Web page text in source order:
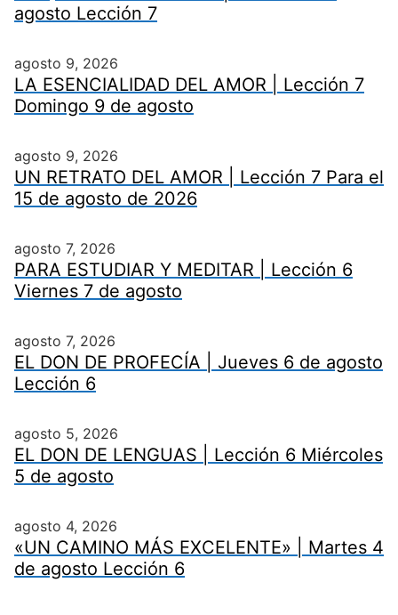
agosto Lección 7
agosto 9, 2026
LA ESENCIALIDAD DEL AMOR | Lección 7
Domingo 9 de agosto
agosto 9, 2026
UN RETRATO DEL AMOR | Lección 7 Para el
15 de agosto de 2026
agosto 7, 2026
PARA ESTUDIAR Y MEDITAR | Lección 6
Viernes 7 de agosto
agosto 7, 2026
EL DON DE PROFECÍA | Jueves 6 de agosto
Lección 6
agosto 5, 2026
EL DON DE LENGUAS | Lección 6 Miércoles
5 de agosto
agosto 4, 2026
«UN CAMINO MÁS EXCELENTE» | Martes 4
de agosto Lección 6